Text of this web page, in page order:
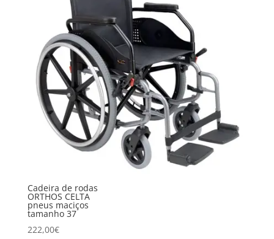
Cadeira de rodas
ORTHOS CELTA
pneus maciços
tamanho 37
222,00€